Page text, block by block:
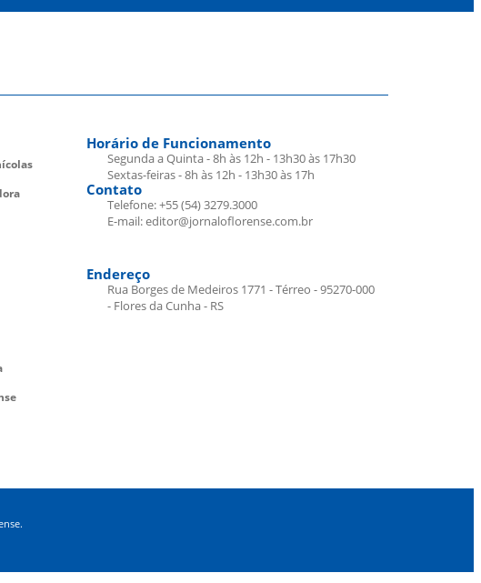
Horário de Funcionamento
Segunda a Quinta - 8h às 12h - 13h30 às 17h30
Sextas-feiras - 8h às 12h - 13h30 às 17h
Contato
Telefone: +55 (54) 3279.3000
E-mail: editor@jornaloflorense.com.br
Endereço
Rua Borges de Medeiros 1771 - Térreo - 95270-000
- Flores da Cunha - RS